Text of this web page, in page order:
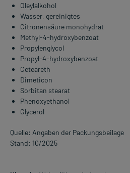
Oleylalkohol
Wasser, gereinigtes
Citronensäure monohydrat
Methyl-4-hydroxybenzoat
Propylenglycol
Propyl-4-hydroxybenzoat
Ceteareth
Dimeticon
Sorbitan stearat
Phenoxyethanol
Glycerol
Quelle: Angaben der Packungsbeilage
Stand: 10/2025